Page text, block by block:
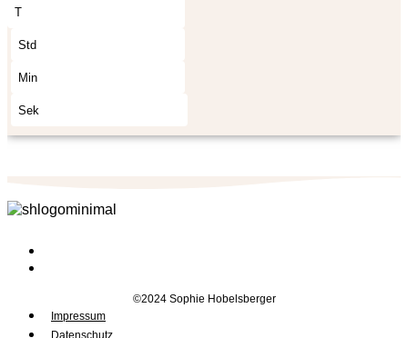
T
Std
Min
Sek
©2024 Sophie Hobelsberger
Impressum
Datenschutz